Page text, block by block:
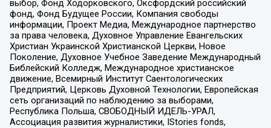
выбор, Фонд Ходорковского, Оксфордский российский
фонд, Фонд Будущее России, Компания свободы
информации, Проект Медиа, Международное партнерство
за права человека, Духовное Управление Евангельских
Христиан Украинской Христианской Церкви, Новое
Поколение, Духовное Учебное Заведение Международный
Библейский Колледж, Международное христианское
движение, Всемирный Институт Саентологических
Предприятий, Церковь Духовной Технологии, Европейская
сеть организаций по наблюдению за выборами,
Республика Польша, СВОБОДНЫЙ ИДЕЛЬ-УРАЛ,
Ассоциация развития журналистики, IStories fonds,